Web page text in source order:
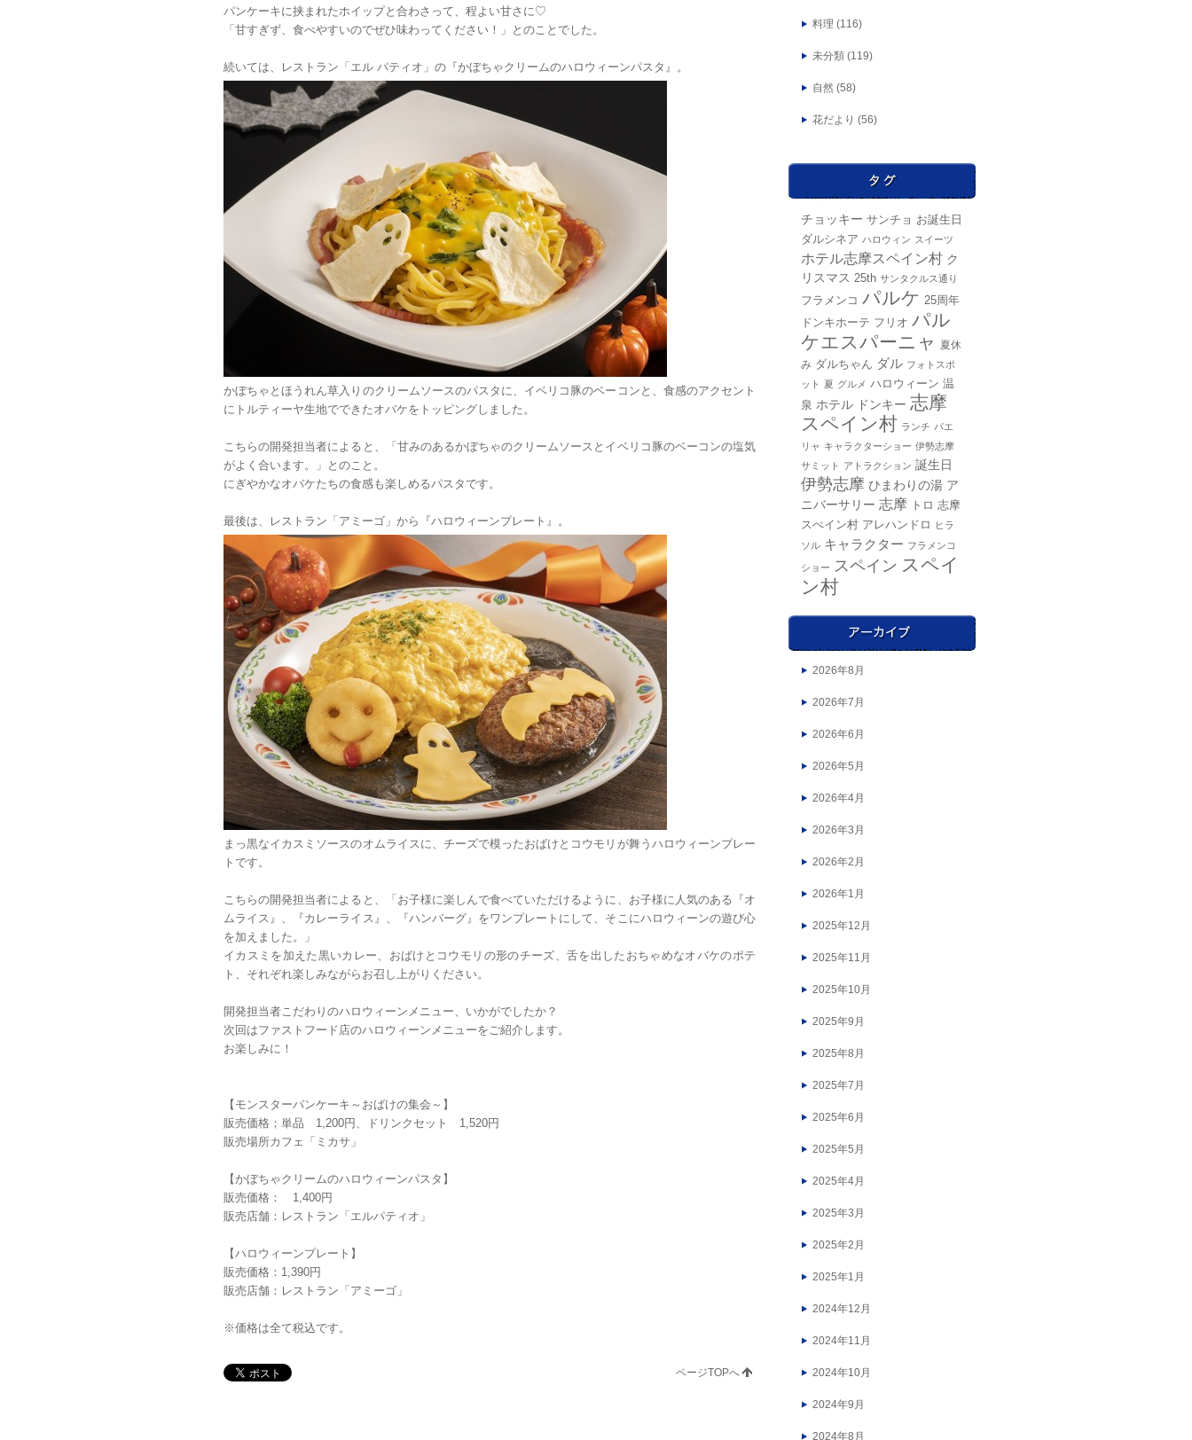
パンケーキに挟まれたホイップと合わさって、程よい甘さに♡
「甘すぎず、食べやすいのでぜひ味わってください！」とのことでした。
続いては、レストラン「エル パティオ」の『かぼちゃクリームのハロウィーンパスタ』。
かぼちゃとほうれん草入りのクリームソースのパスタに、イベリコ豚のベーコンと、食感のアクセント
にトルティーヤ生地でできたオバケをトッピングしました。
こちらの開発担当者によると、「甘みのあるかぼちゃのクリームソースとイベリコ豚のベーコンの塩気
がよく合います。」とのこと。
にぎやかなオバケたちの食感も楽しめるパスタです。
最後は、レストラン「アミーゴ」から『ハロウィーンプレート』。
まっ黒なイカスミソースのオムライスに、チーズで模ったおばけとコウモリが舞うハロウィーンプレー
トです。
こちらの開発担当者によると、「お子様に楽しんで食べていただけるように、お子様に人気のある『オ
ムライス』、『カレーライス』、『ハンバーグ』をワンプレートにして、そこにハロウィーンの遊び心
を加えました。」
イカスミを加えた黒いカレー、おばけとコウモリの形のチーズ、舌を出したおちゃめなオバケのポテ
ト、それぞれ楽しみながらお召し上がりください。
開発担当者こだわりのハロウィーンメニュー、いかがでしたか？
次回はファストフード店のハロウィーンメニューをご紹介します。
お楽しみに！
【モンスターパンケーキ～おばけの集会～】
販売価格；単品 1,200円、ドリンクセット 1,520円
販売場所カフェ「ミカサ」
【かぼちゃクリームのハロウィーンパスタ】
販売価格： 1,400円
販売店舗：レストラン「エルパティオ」
【ハロウィーンプレート】
販売価格：1,390円
販売店舗：レストラン「アミーゴ」
※価格は全て税込です。
ページTOPへ
料理 (116)
未分類 (119)
自然 (58)
花だより (56)
チョッキー サンチョ お誕生日
ダルシネア ハロウィン スイーツ
ホテル志摩スペイン村 ク
リスマス 25th サンタクルス通り
フラメンコ パルケ 25周年
ドンキホーテ フリオ パル
ケエスパーニャ
夏休
み ダルちゃん ダル フォトスポ
ット 夏 グルメ ハロウィーン 温
泉 ホテル ドンキー 志摩
スペイン村 ランチ パエ
リャ キャラクターショー 伊勢志摩
サミット
アトラクション 誕生日
伊勢志摩 ひまわりの湯 ア
ニバーサリー 志摩 トロ 志摩
スぺイン村 アレハンドロ
ヒラ
ソル キャラクター フラメンコ
ショー スペイン スペイ
ン村
2026年8月
2026年7月
2026年6月
2026年5月
2026年4月
2026年3月
2026年2月
2026年1月
2025年12月
2025年11月
2025年10月
2025年9月
2025年8月
2025年7月
2025年6月
2025年5月
2025年4月
2025年3月
2025年2月
2025年1月
2024年12月
2024年11月
2024年10月
2024年9月
2024年8月